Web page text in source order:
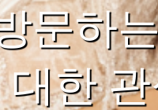
문하
한